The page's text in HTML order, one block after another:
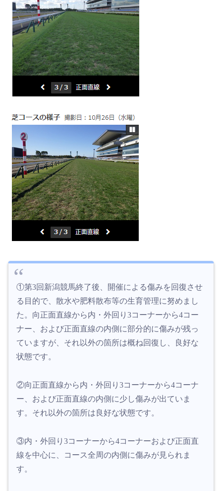
①第3回新潟競馬終了後、開催による傷みを回復させ
る目的で、散水や肥料散布等の生育管理に努めまし
た。向正面直線から内・外回り3コーナーから4コー
ナー、および正面直線の内側に部分的に傷みが残っ
ていますが、それ以外の箇所は概ね回復し、良好な
状態です。
②向正面直線から内・外回り3コーナーから4コーナ
ー、および正面直線の内側に少し傷みが出ていま
す。それ以外の箇所は良好な状態です。
③内・外回り3コーナーから4コーナーおよび正面直
線を中心に、コース全周の内側に傷みが見られま
す。